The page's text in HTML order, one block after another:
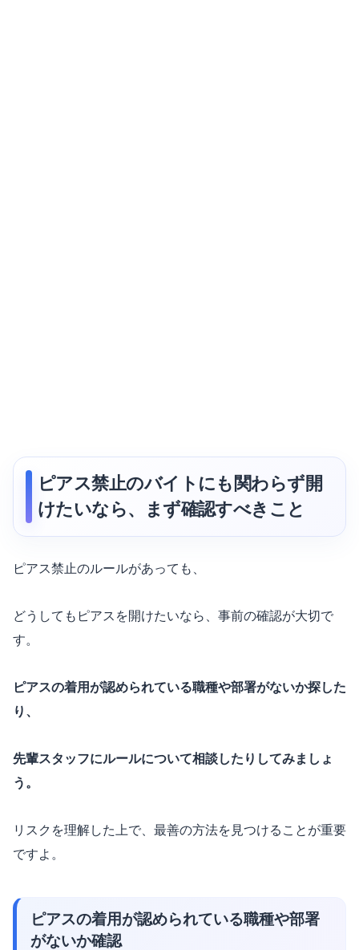
ピアス禁止のバイトにも関わらず開
けたいなら、まず確認すべきこと
ピアス禁止のルールがあっても、
どうしてもピアスを開けたいなら、事前の確認が大切で
す。
ピアスの着用が認められている職種や部署がないか探した
り、
先輩スタッフにルールについて相談したりしてみましょ
う。
リスクを理解した上で、最善の方法を見つけることが重要
ですよ。
ピアスの着用が認められている職種や部署
がないか確認